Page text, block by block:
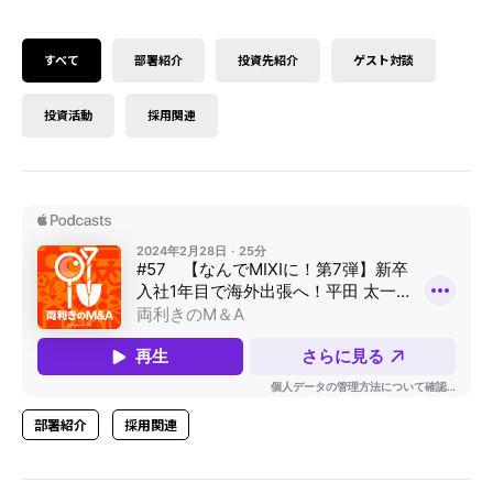
すべて 部署紹介 投資先紹介 ゲスト対談
投資活動 採用関連
部署紹介 採用関連